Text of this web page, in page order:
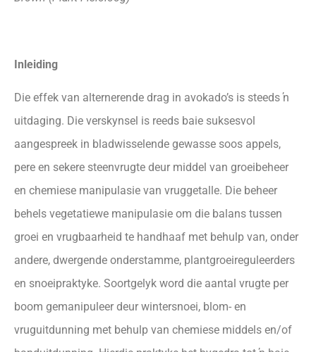
Inleiding
Die effek van alternerende drag in avokado’s is steeds ŉ
uitdaging. Die verskynsel is reeds baie suksesvol
aangespreek in bladwisselende gewasse soos appels,
pere en sekere steenvrugte deur middel van groeibeheer
en chemiese manipulasie van vruggetalle. Die beheer
behels vegetatiewe manipulasie om die balans tussen
groei en vrugbaarheid te handhaaf met behulp van, onder
andere, dwergende onderstamme, plantgroeireguleerders
en snoeipraktyke. Soortgelyk word die aantal vrugte per
boom gemanipuleer deur wintersnoei, blom- en
vruguitdunning met behulp van chemiese middels en/of